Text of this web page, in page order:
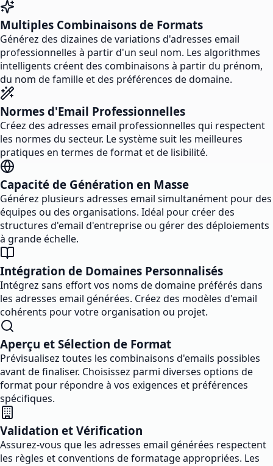
Multiples Combinaisons de Formats
Générez des dizaines de variations d'adresses email
professionnelles à partir d'un seul nom. Les algorithmes
intelligents créent des combinaisons à partir du prénom,
du nom de famille et des préférences de domaine.
Normes d'Email Professionnelles
Créez des adresses email professionnelles qui respectent
les normes du secteur. Le système suit les meilleures
pratiques en termes de format et de lisibilité.
Capacité de Génération en Masse
Générez plusieurs adresses email simultanément pour des
équipes ou des organisations. Idéal pour créer des
structures d'email d'entreprise ou gérer des déploiements
à grande échelle.
Intégration de Domaines Personnalisés
Intégrez sans effort vos noms de domaine préférés dans
les adresses email générées. Créez des modèles d'email
cohérents pour votre organisation ou projet.
Aperçu et Sélection de Format
Prévisualisez toutes les combinaisons d'emails possibles
avant de finaliser. Choisissez parmi diverses options de
format pour répondre à vos exigences et préférences
spécifiques.
Validation et Vérification
Assurez-vous que les adresses email générées respectent
les règles et conventions de formatage appropriées. Les